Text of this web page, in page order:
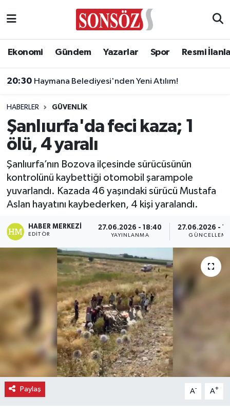
Ekonomi Gündem Yazarlar Spor Resmi
20:30 Haymana Belediyesi'nden Yeni Atılım!
HABERLER GÜVENLIK
Şanlıurfa'da feci kaza; 1
ölü, 4 yaralı
Şanlıurfa’nın Bozova ilçesinde sürücüsünün
kontrolünü kaybettiği otomobil şarampole
yuvarlandı. Kazada 46 yaşındaki sürücü Mustafa
Aslan hayatını kaybederken, 4 kişi yaralandı.
HABER MERKEZI
EDITÖR
27.06.2026 - 18:40
YAYINLANMA
27.06.2026 -
GÜNCELLEME
Paylaş A- A+
Asayiş
Biyografi
Çevre
Diğer
Dünya
Eğitim
Ekonomi
Eleman
Gündem
Gurme
Haber
Ankara Nöbetçi Eczaneler
Ankara Trafik Yoğunluk Haritası
Süper Lig Puan Durumu ve Fikstür
Tüm Manşetler
Son Dakika Haberleri
Haber Arşivi